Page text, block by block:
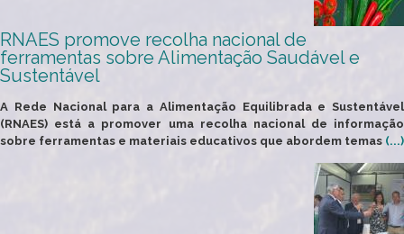
RNAES promove recolha nacional de
ferramentas sobre Alimentação Saudável e
Sustentável
A Rede Nacional para a Alimentação Equilibrada e Sustentável
(RNAES) está a promover uma recolha nacional de informação
sobre ferramentas e materiais educativos que abordem temas (...)